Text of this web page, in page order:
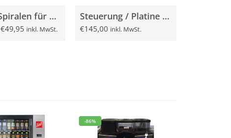
3 Paar Spiralen für Sielaff SÜ und FS Automaten
€49,95 inkl. MwSt.
Steuerung / Platine für Sielaff SÜ / FS 2000 gebraucht
€145,00 inkl. MwSt.
-86%